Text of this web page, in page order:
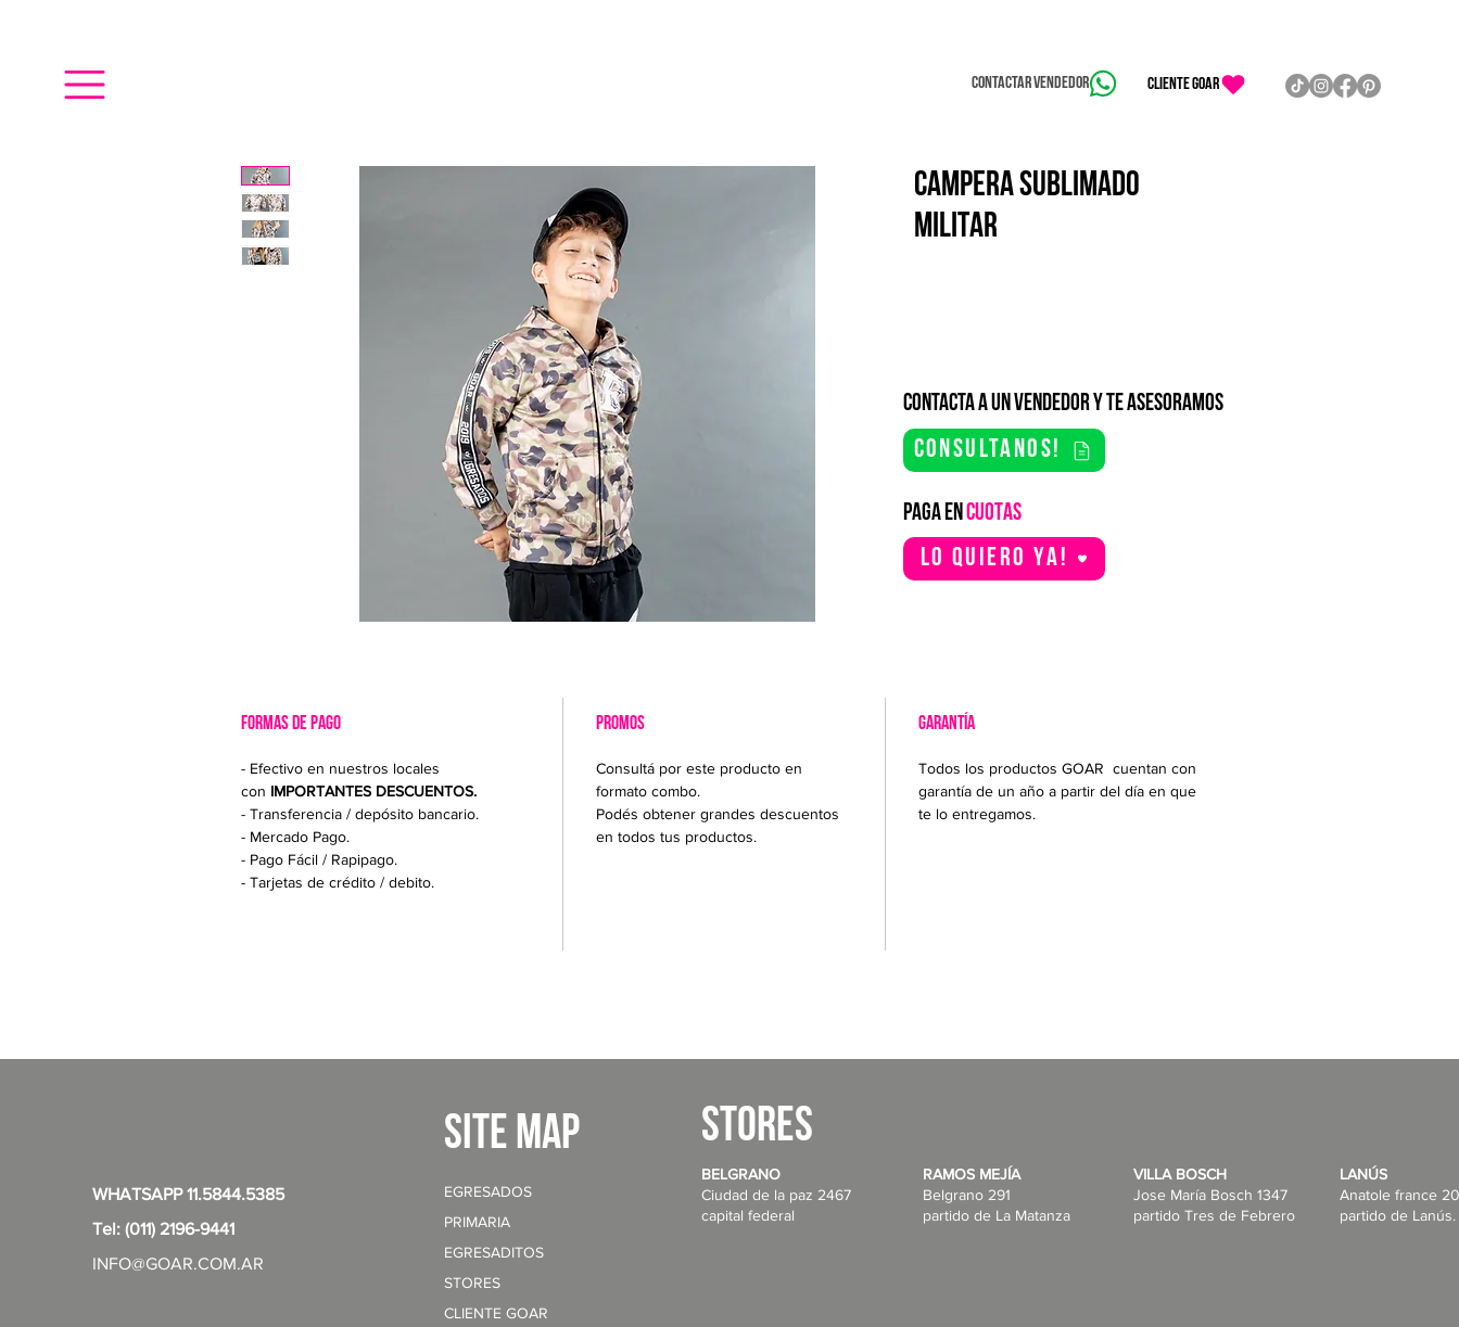
Contactar vendedor CLIENTE GOAR
CAMPERA SUBLIMADO
MILITAR
FORMAS DE PAGO
- Efectivo en nuestros locales
con IMPORTANTES DESCUENTOS.
- Transferencia / depósito bancario.
- Mercado Pago.
- Pago Fácil / Rapipago.
- Tarjetas de crédito / debito.
PROMOS
Consultá por este producto en
formato combo.
Podés obtener grandes descuentos
en todos tus productos.
GARANTÍA
Todos los productos GOAR cuentan con
garantía de un año a partir del día en que
te lo entregamos.
consultanos!
contacta a un vendedor y te asesoramos
PAGA ENCUOTAS
Lo quiero YA!
WHATSAPP 11.5844.5385
Tel: (011) 2196-9441
INFO@GOAR.COM.AR
site map
EGRESADOS
PRIMARIA
EGRESADITOS
STORES
CLIENTE GOAR
STORES
BELGRANO
Ciudad de la paz 2467
capital federal
RAMOS MEJÍA
Belgrano 291
partido de La Matanza
LANÚS
Anatole france
partido de Lanús.
VILLA BOSCH
Jose María Bosch 1347
partido Tres de Febrero